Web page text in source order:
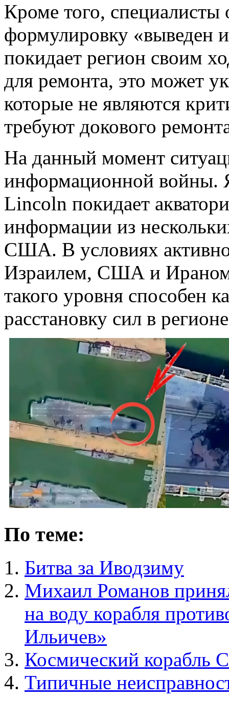
Кроме того,
формулировку «выведен
покидает регион своим
для ремонта, это может
которые не являются
требуют докового
На данный момент
информационной войны.
Lincoln покидает
информации из
США. В условиях
Израилем, США и
такого уровня способен
расстановку сил в
По теме:
Битва за Иводзиму
Михаил Романов
на воду корабля
Ильичев»
Космический корабль
Типичные